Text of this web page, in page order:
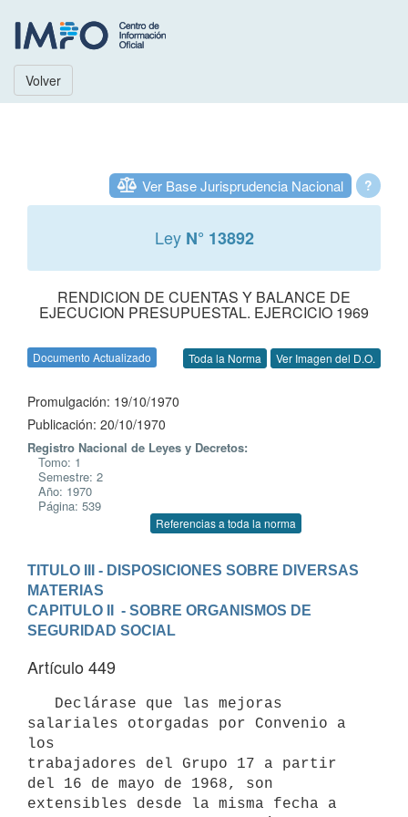
Volver
?
Ver Base Jurisprudencia Nacional
Ley N° 13892
RENDICION DE CUENTAS Y BALANCE DE
EJECUCION PRESUPUESTAL. EJERCICIO 1969
Documento Actualizado Toda la Norma Ver Imagen del D.O.
Promulgación: 19/10/1970
Publicación: 20/10/1970
Registro Nacional de Leyes y Decretos:
Tomo: 1
Semestre: 2
Año: 1970
Página: 539
Referencias a toda la norma
TITULO III - DISPOSICIONES SOBRE DIVERSAS
MATERIAS
CAPITULO II  - SOBRE ORGANISMOS DE
SEGURIDAD SOCIAL
Artículo 449
salariales otorgadas por Convenio a
los
trabajadores del Grupo 17 a partir
del 16 de mayo de 1968, son
extensibles desde la misma fecha a